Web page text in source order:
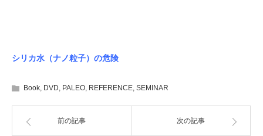
シリカ水（ナノ粒子）の危険
Book, DVD, PALEO, REFERENCE, SEMINAR
前の記事 次の記事